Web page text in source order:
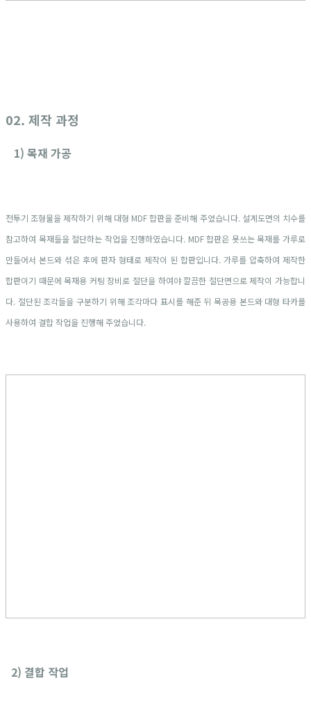
02. 제작 과정
1) 목재 가공
전투기 조형물을 제작하기 위해 대형 MDF 합판을 준비해 주었습니다. 설계도면의 치수를
참고하여 목재들을 절단하는 작업을 진행하였습니다. MDF 합판은 못쓰는 목재를 가루로
만들어서 본드와 섞은 후에 판자 형태로 제작이 된 합판입니다. 가루를 압축하여 제작한
합판이기 때문에 목재용 커팅 장비로 절단을 하여야 깔끔한 절단면으로 제작이 가능합니
다. 절단된 조각들을 구분하기 위해 조각마다 표시를 해준 뒤 목공용 본드와 대형 타카를
사용하여 결합 작업을 진행해 주었습니다.
2) 결합 작업